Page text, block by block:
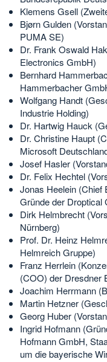
Klemens Gsell
Bjørn Gulden
PUMA SE)
Dr. Frank Oswald
Electronics GmbH)
Bernhard
Hammerbacher
Wolfgang Handt
Industrie Holding)
Dr. Hartwig Hauck
Dr. Christine Haupt
Microsoft
Josef Hasler
Dr. Felix Hechtel
Jonas Heelein (Chief
Gründe der Droptical
Dirk Helmbrecht
Nürnberg)
Prof. Dr. Heinz
Helmreich Gruppe)
Franz Herrlein
(COO) der Dresdner
Joachim Herrmann
Martin Hetzner
Georg Huber
Ingrid Hofmann
Hofmann GmbH,
um die bayerische